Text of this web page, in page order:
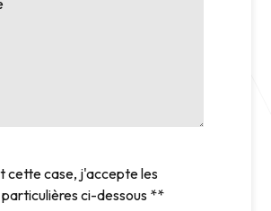
cette case, j'accepte les
ci-dessous **